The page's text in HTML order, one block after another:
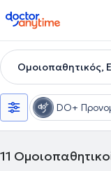
doctoranytime
Ομοιοπαθητικός,
DO+
11